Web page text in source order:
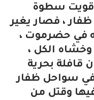
قويت سطوة
، فصار يغير
في حضرموت ،
الكل ،
قافلة بحرية
في سواحل ظفار
وقتل من